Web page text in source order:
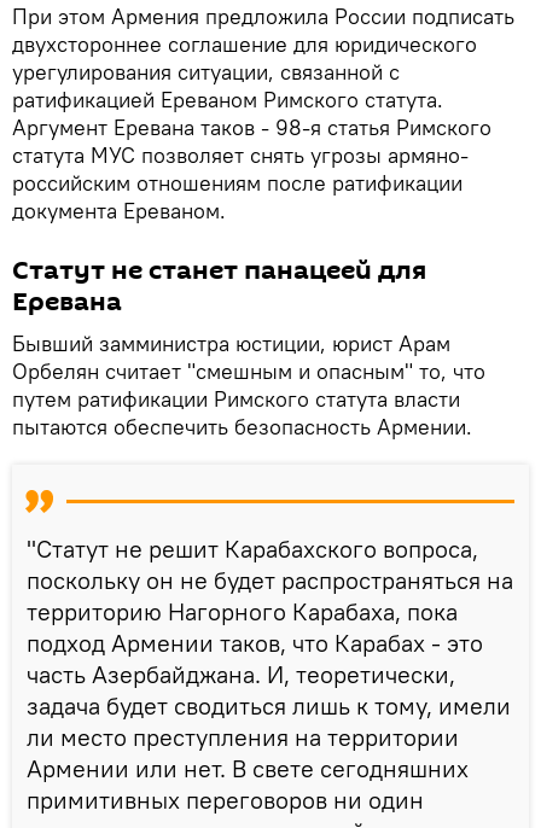
При этом Армения предложила России подписать
двухстороннее соглашение для юридического
урегулирования ситуации, связанной с
ратификацией Ереваном Римского статута.
Аргумент Еревана таков - 98-я статья Римского
статута МУС позволяет снять угрозы армяно-
российским отношениям после ратификации
документа Ереваном.
Статут не станет панацеей для
Еревана
Бывший замминистра юстиции, юрист Арам
Орбелян считает "смешным и опасным" то, что
путем ратификации Римского статута власти
пытаются обеспечить безопасность Армении.
"Статут не решит Карабахского вопроса,
поскольку он не будет распространяться на
территорию Нагорного Карабаха, пока
подход Армении таков, что Карабах - это
часть Азербайджана. И, теоретически,
задача будет сводиться лишь к тому, имели
ли место преступления на территории
Армении или нет. В свете сегодняшних
примитивных переговоров ни один